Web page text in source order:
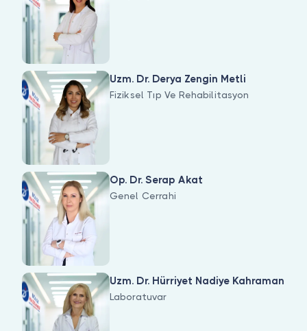
Uzm. Dr. Derya Zengin Metli
Fiziksel Tıp Ve Rehabilitasyon
Op. Dr. Serap Akat
Genel Cerrahi
Uzm. Dr. Hürriyet Nadiye Kahraman
Laboratuvar